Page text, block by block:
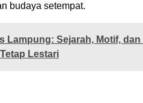
budaya setempat.
Lampung: Sejarah, Motif, dan
Lestari